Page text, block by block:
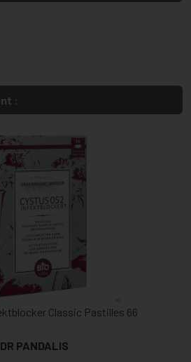
:
Classic Pastilles 66
DR PANDALIS